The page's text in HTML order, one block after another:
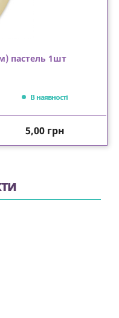
пастель 1шт
В наявності
Ціна
5,00 грн